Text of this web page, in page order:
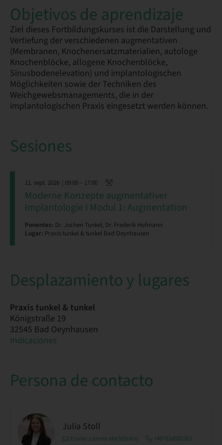
Objetivos de aprendizaje
Ziel dieses Fortbildungskurses ist die Darstellung und
Vertiefung der verschiedenen augmentativen
(Membranen, Knochenersatzmaterialien, autologe
Knochenblöcke, allogene Knochenblöcke,
Sinusbodenelevation) und implantologischen
Möglichkeiten sowie der Techniken des
Weichgewebsmanagements, die in der
implantologischen Praxis eingesetzt werden können.
Sesiones
11. sept. 2026 | 09:00 – 17:00
Moderne Konzepte augmentativer
Implantologie I Modul 1: Augmentation
Ponentes: Dr. Jochen Tunkel, Dr. Frederik Hofmann
Lugar: Praxis tunkel & tunkel Bad Oeynhausen
Desplazamiento y lugares
Praxis tunkel & tunkel
Königstraße 19
32545 Bad Oeynhausen
Indicaciones
Persona de contacto
Julia Stoll
Enviar correo electrónico +497614501361